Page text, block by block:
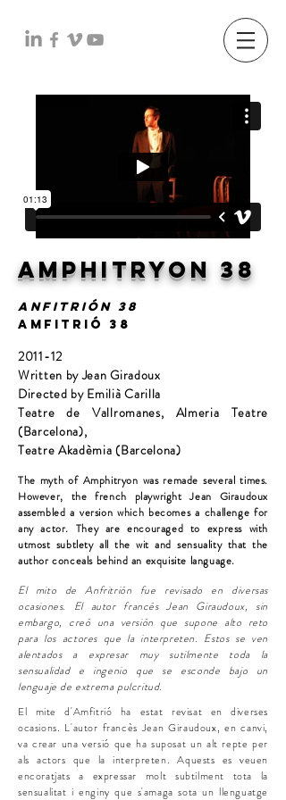
amphitryon 38
ANFITRIÓN 38
AMFITRIÓ 38
2011-12
Written by Jean Giradoux
Directed by Emilià Carilla
Teatre de Vallromanes, Almeria Teatre
(Barcelona),
Teatre Akadèmia (Barcelona)
The myth of Amphitryon was remade several times.
However, the french playwright Jean Giraudoux
assembled a version which becomes a challenge for
any actor. They are encouraged to express with
utmost subtlety all the wit and sensuality that the
author conceals behind an exquisite language.
El mito de Anfritrión fue revisado en diversas
ocasiones. El autor francés Jean Giraudoux, sin
embargo, creó una versión que supone alto reto
para los actores que la interpreten. Estos se ven
alentados a expresar muy sutilmente toda la
sensualidad e ingenio que se esconde bajo un
lenguaje de extrema pulcritud.
El mite d'Amfitrió ha estat revisat en diverses
ocasions. L'autor francès Jean Giraudoux, en canvi,
va crear una versió que ha suposat un alt repte per
als actors que la interpreten. Aquests es veuen
encoratjats a expressar molt subtilment tota la
sensualitat i enginy que s'amaga sota un llenguatge